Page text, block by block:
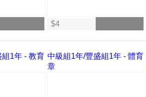
$4
1年 - 教育 中級組1年/豐盛組1年 - 體育
章